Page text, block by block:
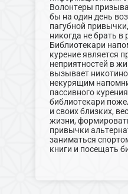
Волонтеры
бы на один день
пагубной
никогда не брать в
Библиотекари
курение является
неприятностей в
вызывает
некурящим
пассивного
библиотекари
и своих близких,
жизни,
привычки
заниматься
книги и посещать